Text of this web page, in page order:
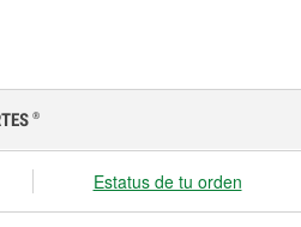
®
Estatus de tu orden